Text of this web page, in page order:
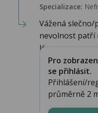
Specializace:
Vážená slečno/
nevolnost patří
lé...
Pro
se přihlásit.
Přihlášení/
průměrně 2